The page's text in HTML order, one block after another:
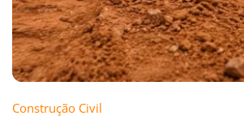
Construção Civil